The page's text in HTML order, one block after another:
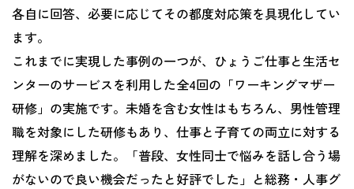
各自に回答、必要に応じてその都度対応策を具現化してい
ます。
これまでに実現した事例の一つが、ひょうご仕事と生活セ
ンターのサービスを利用した全4回の「ワーキングマザー
研修」の実施です。未婚を含む女性はもちろん、男性管理
職を対象にした研修もあり、仕事と子育ての両立に対する
理解を深めました。「普段、女性同士で悩みを話し合う場
がないので良い機会だったと好評でした」と総務・人事グ